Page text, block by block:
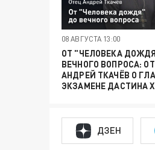
08 АВГУСТА 13:00
ОТ "ЧЕЛОВЕКА
ВЕЧНОГО ВОПРОСА:
АНДРЕЙ ТКАЧЁВ О
ЭКЗАМЕНЕ ДАСТИНА
ДЗЕН